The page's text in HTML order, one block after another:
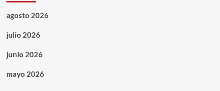
agosto 2026
julio 2026
junio 2026
mayo 2026